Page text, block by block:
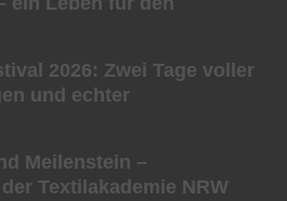
2026: Zwei Tage voller
und echter
Meilenstein –
Textilakademie NRW